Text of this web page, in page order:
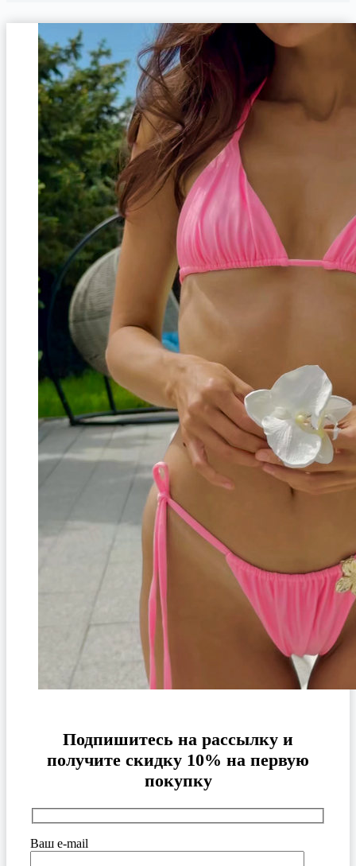
Подпишитесь на рассылку и
получите скидку 10% на первую
покупку
Ваш e-mail